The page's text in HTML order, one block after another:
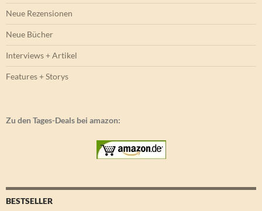
Neue Rezensionen
Neue Bücher
Interviews + Artikel
Features + Storys
Zu den Tages-Deals bei amazon:
BESTSELLER